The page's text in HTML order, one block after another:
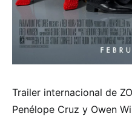
Trailer internacional de
Penélope Cruz y Owen